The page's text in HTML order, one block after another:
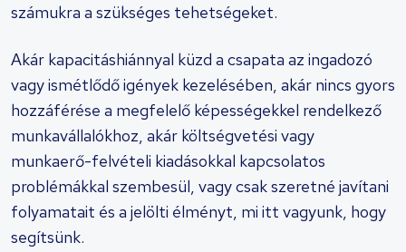
számukra a szükséges tehetségeket.
Akár kapacitáshiánnyal küzd a csapata az ingadozó
vagy ismétlődő igények kezelésében, akár nincs gyors
hozzáférése a megfelelő képességekkel rendelkező
munkavállalókhoz, akár költségvetési vagy
munkaerő-felvételi kiadásokkal kapcsolatos
problémákkal szembesül, vagy csak szeretné javítani
folyamatait és a jelölti élményt, mi itt vagyunk, hogy
segítsünk.